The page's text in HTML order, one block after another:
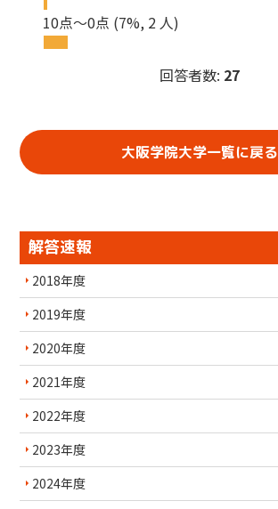
10点～0点 (7%, 2 人)
回答者数: 27
大阪学院大学一覧に戻る
解答速報
2018年度
2019年度
2020年度
2021年度
2022年度
2023年度
2024年度